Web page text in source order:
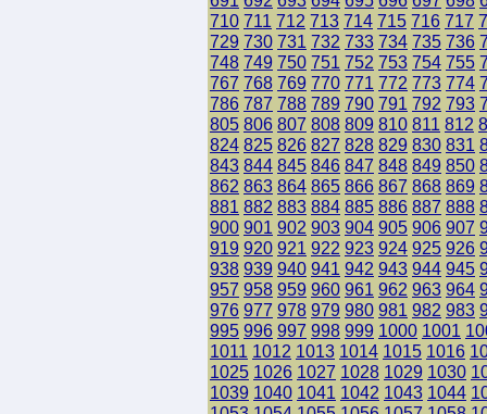
710 711 712 713 714 715 716 717
729 730 731 732 733 734 735 736
748 749 750 751 752 753 754 755
767 768 769 770 771 772 773 774
786 787 788 789 790 791 792 793
805 806 807 808 809 810 811 812
824 825 826 827 828 829 830 831
843 844 845 846 847 848 849 850
862 863 864 865 866 867 868 869
881 882 883 884 885 886 887 888
900 901 902 903 904 905 906 907
919 920 921 922 923 924 925 926
938 939 940 941 942 943 944 945
957 958 959 960 961 962 963 964
976 977 978 979 980 981 982 983
995 996 997 998 999 1000 1001
1011 1012 1013 1014 1015 1016
1025 1026 1027 1028 1029 1030
1039 1040 1041 1042 1043 1044